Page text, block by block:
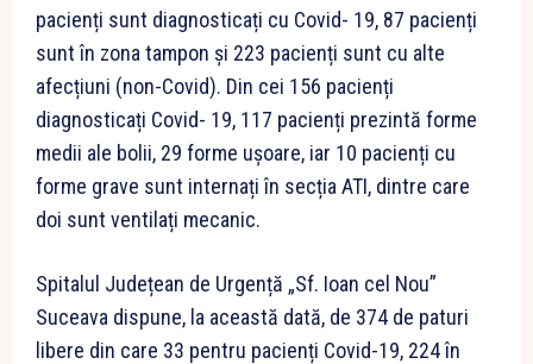
pacienți sunt diagnosticați cu Covid- 19, 87 pacienți
sunt în zona tampon și 223 pacienți sunt cu alte
afecțiuni (non-Covid). Din cei 156 pacienți
diagnosticați Covid- 19, 117 pacienți prezintă forme
medii ale bolii, 29 forme ușoare, iar 10 pacienți cu
forme grave sunt internați în secția ATI, dintre care
doi sunt ventilați mecanic.
Spitalul Județean de Urgență „Sf. Ioan cel Nou”
Suceava dispune, la această dată, de 374 de paturi
libere din care 33 pentru pacienți Covid-19, 224 în